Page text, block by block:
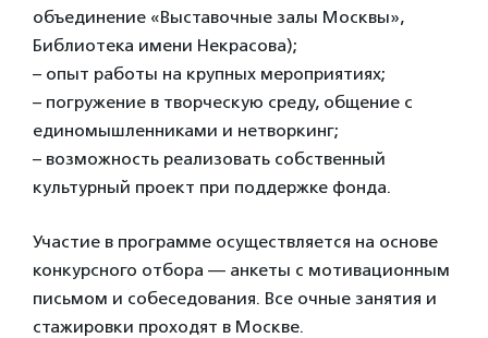
объединение «Выставочные залы Москвы»,
Библиотека имени Некрасова);
– опыт работы на крупных мероприятиях;
– погружение в творческую среду, общение с
единомышленниками и нетворкинг;
– возможность реализовать собственный
культурный проект при поддержке фонда.
Участие в программе осуществляется на основе
конкурсного отбора — анкеты с мотивационным
письмом и собеседования. Все очные занятия и
стажировки проходят в Москве.